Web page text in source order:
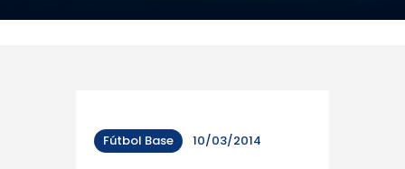
Fútbol Base 10/03/2014